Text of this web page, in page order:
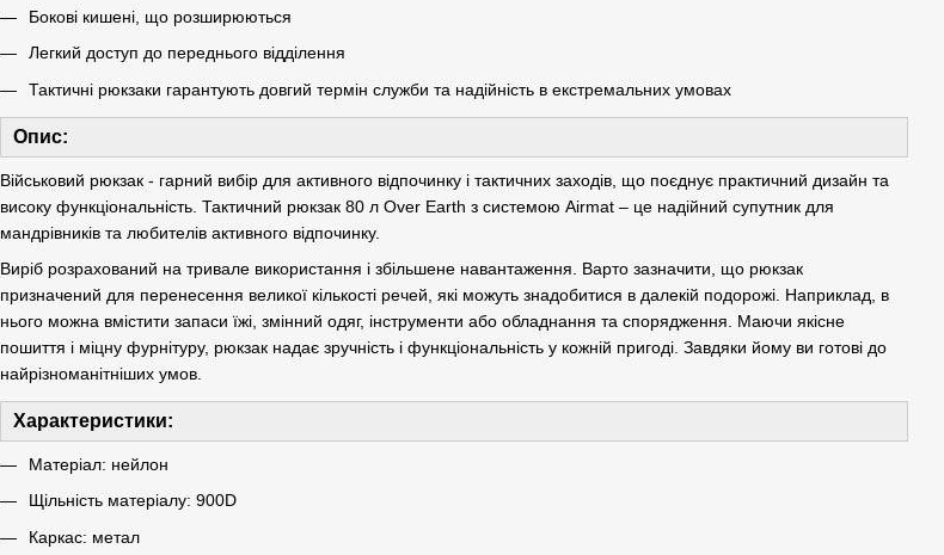
Бокові кишені, що розширюються
Легкий доступ до переднього відділення
Тактичні рюкзаки гарантують довгий термін служби та надійність в екстремальних умовах
Опис:
Військовий рюкзак - гарний вибір для активного відпочинку і тактичних заходів, що поєднує практичний дизайн та
високу функціональність. Тактичний рюкзак 80 л Over Earth з системою Airmat – це надійний супутник для
мандрівників та любителів активного відпочинку.
Виріб розрахований на тривале використання і збільшене навантаження. Варто зазначити, що рюкзак
призначений для перенесення великої кількості речей, які можуть знадобитися в далекій подорожі. Наприклад, в
нього можна вмістити запаси їжі, змінний одяг, інструменти або обладнання та спорядження. Маючи якісне
пошиття і міцну фурнітуру, рюкзак надає зручність і функціональність у кожній пригоді. Завдяки йому ви готові до
найрізноманітніших умов.
Характеристики:
Матеріал: нейлон
Щільність матеріалу: 900D
Каркас: метал